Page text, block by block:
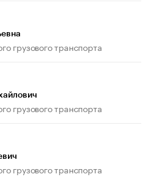
грузового транспорта
грузового транспорта
грузового транспорта